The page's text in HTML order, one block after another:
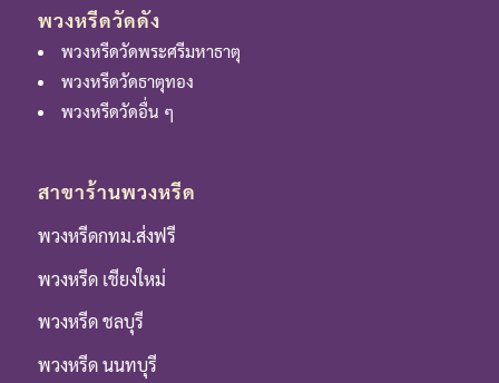
พวงหรีดวัดดัง
พวงหรีดวัดพระศรีมหาธาตุ
พวงหรีดวัดธาตุทอง
พวงหรีดวัดอื่น ๆ
สาขาร้านพวงหรีด
พวงหรีดกทม.ส่งฟรี
พวงหรีด เชียงใหม่
พวงหรีด ชลบุรี
พวงหรีด นนทบุรี